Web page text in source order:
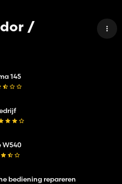
/
145
W540
bediening repareren